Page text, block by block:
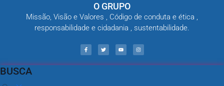
O GRUPO
Missão, Visão e Valores , Código de conduta e ética ,
responsabilidade e cidadania , sustentabilidade.
BUSCA